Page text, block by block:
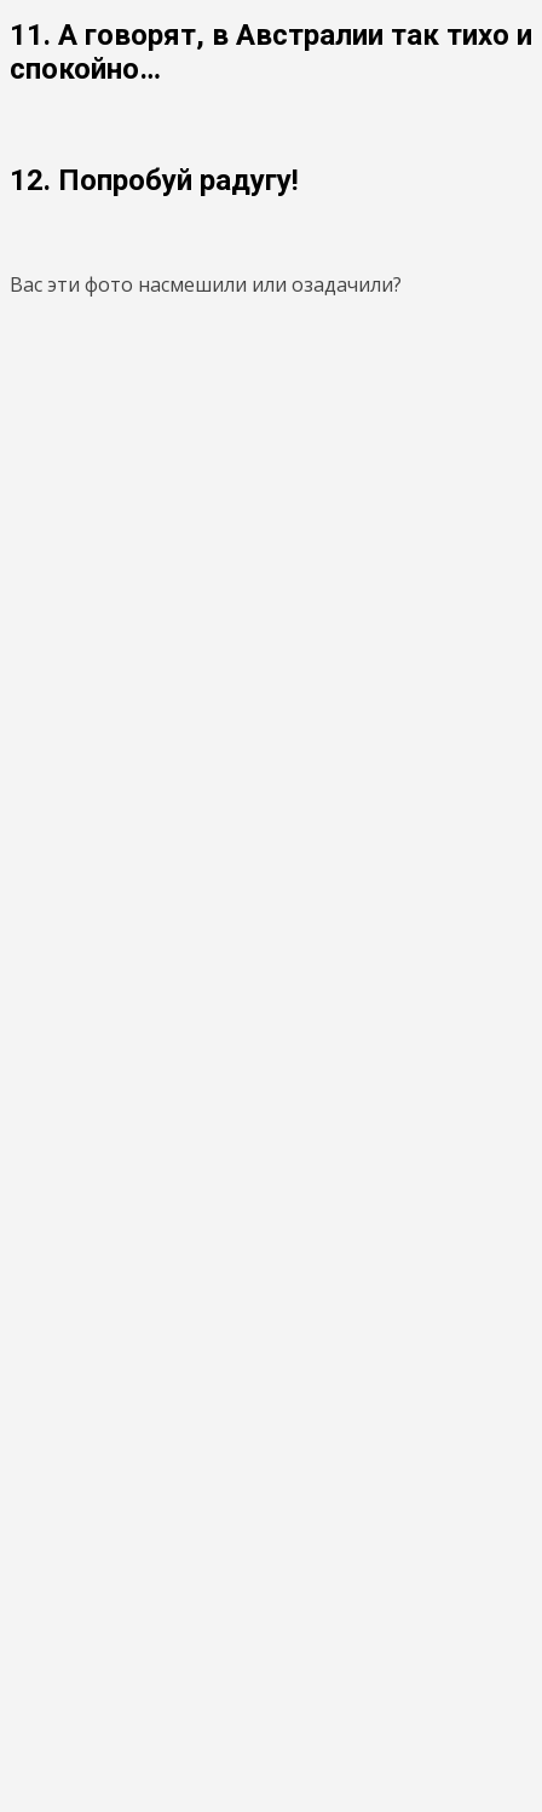
11. А говорят, в Австралии так тихо и
спокойно…
12. Попробуй радугу!
Вас эти фото насмешили или озадачили?